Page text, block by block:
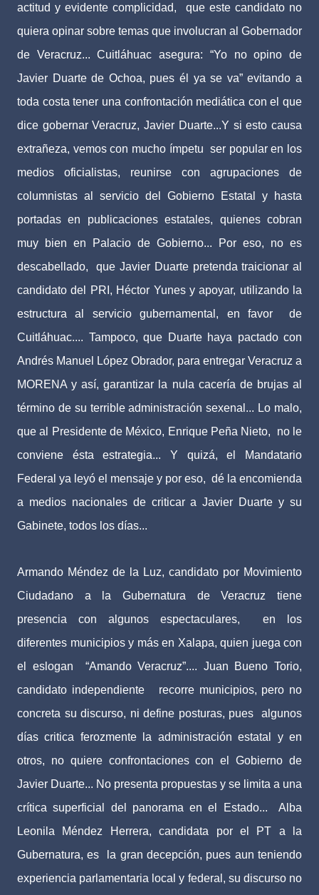
actitud y evidente complicidad, que este candidato no
quiera opinar sobre temas que involucran al Gobernador
de Veracruz... Cuitláhuac asegura: “Yo no opino de
Javier Duarte de Ochoa, pues él ya se va” evitando a
toda costa tener una confrontación mediática con el que
dice gobernar Veracruz, Javier Duarte...Y si esto causa
extrañeza, vemos con mucho ímpetu ser popular en los
medios oficialistas, reunirse con agrupaciones de
columnistas al servicio del Gobierno Estatal y hasta
portadas en publicaciones estatales, quienes cobran
muy bien en Palacio de Gobierno... Por eso, no es
descabellado, que Javier Duarte pretenda traicionar al
candidato del PRI, Héctor Yunes y apoyar, utilizando la
estructura al servicio gubernamental, en favor de
Cuitláhuac.... Tampoco, que Duarte haya pactado con
Andrés Manuel López Obrador, para entregar Veracruz a
MORENA y así, garantizar la nula cacería de brujas al
término de su terrible administración sexenal... Lo malo,
que al Presidente de México, Enrique Peña Nieto, no le
conviene ésta estrategia... Y quizá, el Mandatario
Federal ya leyó el mensaje y por eso, dé la encomienda
a medios nacionales de criticar a Javier Duarte y su
Gabinete, todos los días...
Armando Méndez de la Luz, candidato por Movimiento
Ciudadano a la Gubernatura de Veracruz tiene
presencia con algunos espectaculares, en los
diferentes municipios y más en Xalapa, quien juega con
el eslogan “Amando Veracruz”.... Juan Bueno Torio,
candidato independiente recorre municipios, pero no
concreta su discurso, ni define posturas, pues algunos
días critica ferozmente la administración estatal y en
otros, no quiere confrontaciones con el Gobierno de
Javier Duarte... No presenta propuestas y se limita a una
crítica superficial del panorama en el Estado... Alba
Leonila Méndez Herrera, candidata por el PT a la
Gubernatura, es la gran decepción, pues aun teniendo
experiencia parlamentaria local y federal, su discurso no